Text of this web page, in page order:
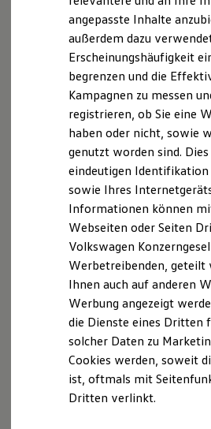
Software und
Die ID. Software 6
ID. Software
Digitale Extras
Schnittstellen zu
Hybridautos
Marke und Erlebnis
Volkswagen R und R
R-Modelle
R Experience
Driving Experience
Volkswagen entdecken
Werkbesichtigung
Lifestyle Shop
T-Roc Kollektion
Golf Kollektion
ID. Kollektion
Volkswagen
R-Kollektion
GTI Kollektion
Fußball Drop
we drive football
#wedriveproud
Besitzer und Service
Software Updates
Service und Ersatzteile
distanzieren wir uns hiermit
Inhalten der verknüpften Seiten.
für alle auf dieser Seite
alle Inhalte der Seiten, zu denen
Weitere Informationen zum
Kraftstoffverbrauch und den
CO2-Emissionen neuer
dem "Leitfaden über den
CO2-Emissionen und den
Personenkraftwagen"
allen Verkaufsstellen und bei der
Automobil Treuhand GmbH
erhältlich ist. Die angegebenen
dem vorgeschriebenen
6a Pkw-EnVKV in der jeweils
ermittelt. Die Angaben
einzelnes Fahrzeug und sind
Angebots, sondern dienen allein
zwischen den verschiedenen
Außergerichtliche Streitbeilegung
angepasste Inhalte
außerdem dazu
Erscheinungshäufigkeit
begrenzen und die
Kampagnen zu messen
registrieren, ob Sie eine
haben oder nicht, sowie
genutzt worden sind.
eindeutigen
sowie Ihres
Informationen können
Webseiten oder Seiten
Volkswagen
Werbetreibenden, geteilt
Ihnen auch auf anderen
Werbung angezeigt
die Dienste eines Dritten
solcher Daten zu
Cookies werden, soweit
ist, oftmals mit
Dritten verlinkt.